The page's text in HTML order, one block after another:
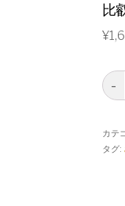
比
¥
カテ
タグ: